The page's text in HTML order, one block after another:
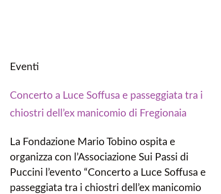
Eventi
Concerto a Luce Soffusa e passeggiata tra i
chiostri dell’ex manicomio di Fregionaia
La Fondazione Mario Tobino ospita e
organizza con l’Associazione Sui Passi di
Puccini l’evento “Concerto a Luce Soffusa e
passeggiata tra i chiostri dell’ex manicomio